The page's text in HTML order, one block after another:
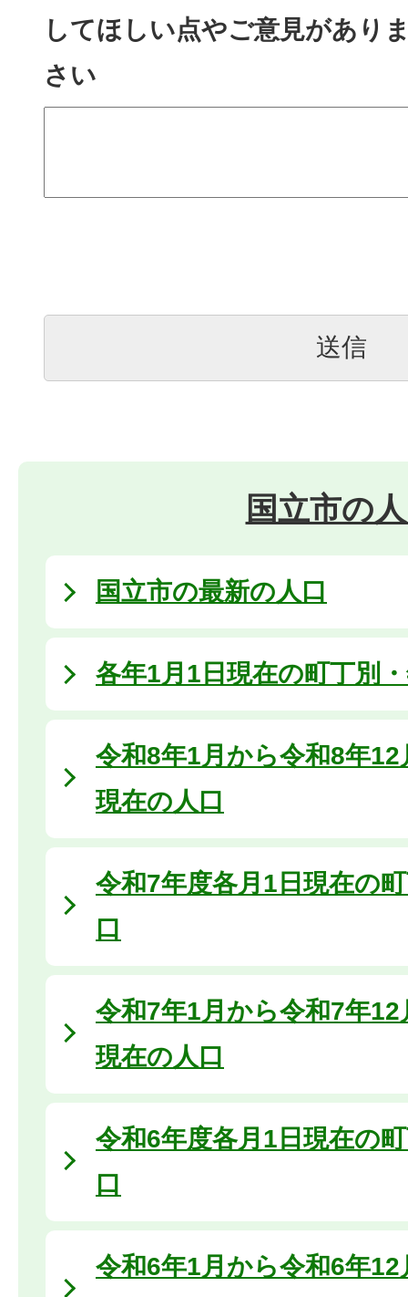
してほしい点やご意見があり
さい
国立市の
国立市の最新の人口
各年1月1日現在の町丁別
令和8年1月から令和8年
現在の人口
令和7年度各月1日現在の
口
令和7年1月から令和7年
現在の人口
令和6年度各月1日現在の
口
令和6年1月から令和6年